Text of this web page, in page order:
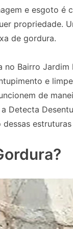
e esgoto é
propriedade.
de gordura.
Bairro Jardim
e
de
Detecta
estruturas